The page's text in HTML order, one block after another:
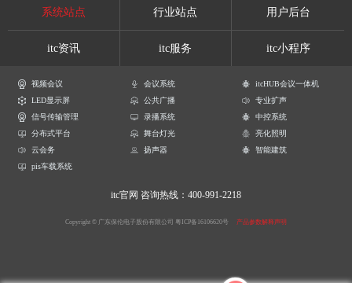
系统站点 行业站点 用户后台
itc资讯 itc服务 itc小程序
视频会议 会议系统
itcHUB会议一体机
LED显示屏
公共广播
专业扩声
信号传输管理
录播系统
中控系统
分布式平台
舞台灯光
亮化照明
云会务
扬声器
智能建筑
pis车载系统
itc官网 咨询热线：400-991-2218
Copyright © 广东保伦电子股份有限公司 粤ICP备16106620号 产品参数解释声明